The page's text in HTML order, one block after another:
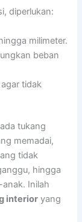
diperlukan:
milimeter.
beban
tidak
tukang
memadai,
tidak
hingga
Inilah
interior yang